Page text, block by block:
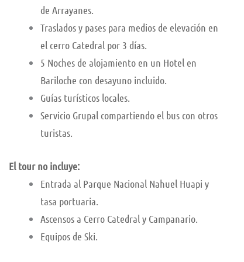
de Arrayanes.
Traslados y pases para medios de elevación en
el cerro Catedral por 3 días.
5 Noches de alojamiento en un Hotel en
Bariloche con desayuno incluido.
Guías turísticos locales.
Servicio Grupal compartiendo el bus con otros
turistas.
El tour no incluye:
Entrada al Parque Nacional Nahuel Huapi y
tasa portuaria.
Ascensos a Cerro Catedral y Campanario.
Equipos de Ski.